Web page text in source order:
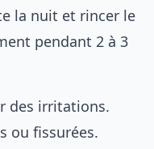
la nuit et rincer le
pendant 2 à 3
des irritations.
ou fissurées.